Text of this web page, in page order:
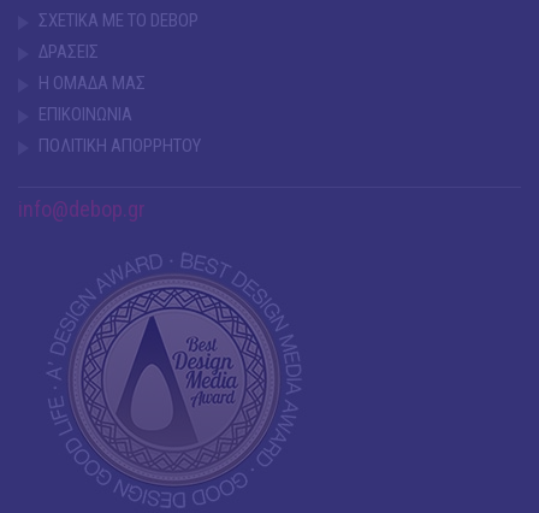
ΣΧΕΤΙΚΑ ΜΕ ΤΟ DEBOP
ΔΡΑΣΕΙΣ
Η ΟΜΑΔΑ ΜΑΣ
ΕΠΙΚΟΙΝΩΝΙΑ
ΠΟΛΙΤΙΚΗ ΑΠΟΡΡΗΤΟΥ
info@debop.gr